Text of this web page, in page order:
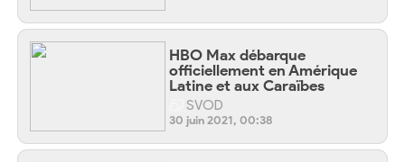
HBO Max débarque
officiellement en Amérique
Latine et aux Caraïbes
SVOD
30 juin 2021, 00:38